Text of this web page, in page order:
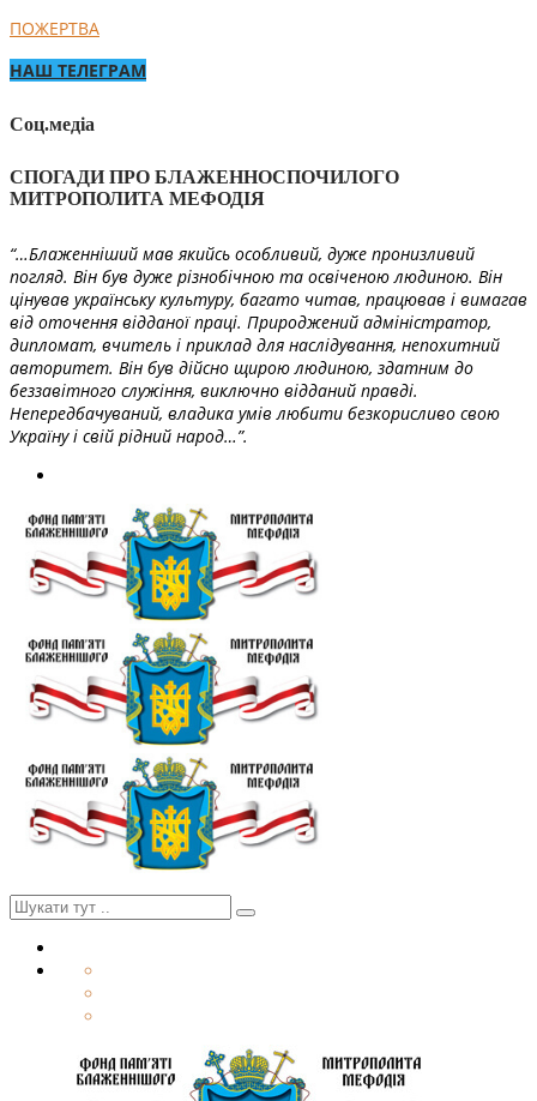
ПОЖЕРТВА
НАШ ТЕЛЕГРАМ
Соц.медіа
СПОГАДИ ПРО БЛАЖЕННОСПОЧИЛОГО
МИТРОПОЛИТА МЕФОДІЯ
“…Блаженніший мав якийсь особливий, дуже пронизливий
погляд. Він був дуже різнобічною та освіченою людиною. Він
цінував українську культуру, багато читав, працював і вимагав
від оточення відданої праці. Природжений адміністратор,
дипломат, вчитель і приклад для наслідування, непохитний
авторитет. Він був дійсно щирою людиною, здатним до
беззавітного служіння, виключно відданий правді.
Непередбачуваний, владика умів любити безкорисливо свою
Україну і свій рідний народ…”.